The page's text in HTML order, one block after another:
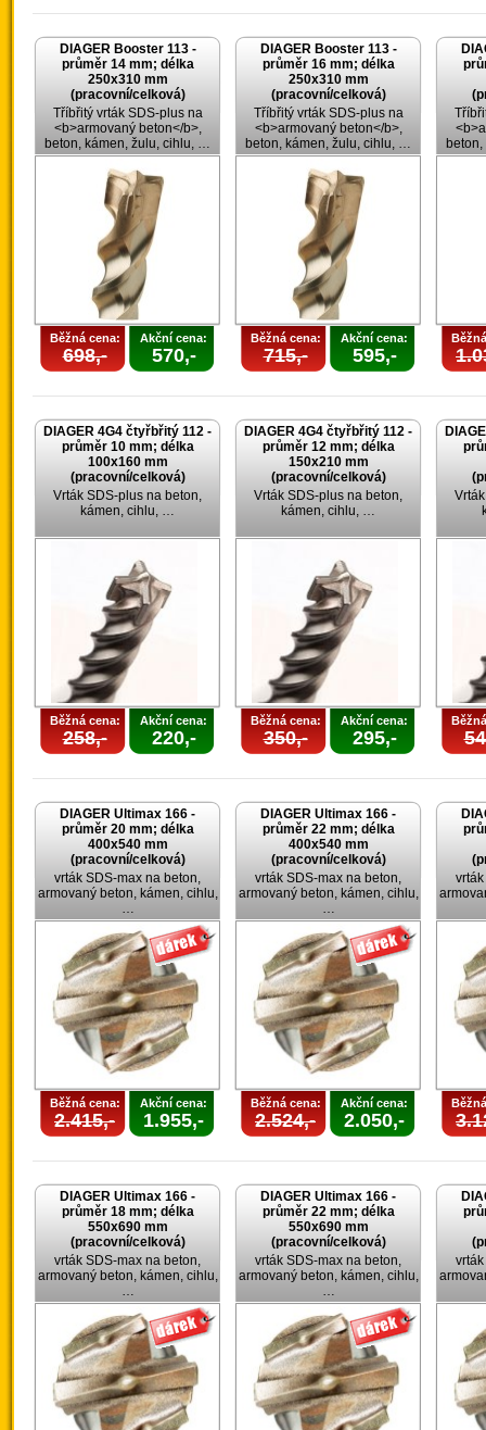
DIAGER Booster 113 -
průměr 14 mm; délka
250x310 mm
(pracovní/celková)
Tříbřitý vrták SDS-plus na
<b>armovaný beton</b>,
beton, kámen, žulu, cihlu, …
Běžná cena:
698,-
Akční cena:
570,-
DIAGER Booster 113 -
průměr 16 mm; délka
250x310 mm
(pracovní/celková)
Tříbřitý vrták SDS-plus na
<b>armovaný beton</b>,
beton, kámen, žulu, cihlu, …
Běžná cena:
715,-
Akční cena:
595,-
DIAGER 4G4 čtyřbřitý 112 -
průměr 10 mm; délka
100x160 mm
(pracovní/celková)
Vrták SDS-plus na beton,
kámen, cihlu, …
Běžná cena:
258,-
Akční cena:
220,-
DIAGER 4G4 čtyřbřitý 112 -
průměr 12 mm; délka
150x210 mm
(pracovní/celková)
Vrták SDS-plus na beton,
kámen, cihlu, …
Běžná cena:
350,-
Akční cena:
295,-
DIAGER Ultimax 166 -
průměr 20 mm; délka
400x540 mm
(pracovní/celková)
vrták SDS-max na beton,
armovaný beton, kámen, cihlu,
…
Běžná cena:
2.415,-
Akční cena:
1.955,-
DIAGER Ultimax 166 -
průměr 22 mm; délka
400x540 mm
(pracovní/celková)
vrták SDS-max na beton,
armovaný beton, kámen, cihlu,
…
Běžná cena:
2.524,-
Akční cena:
2.050,-
DIAGER Ultimax 166 -
průměr 18 mm; délka
550x690 mm
(pracovní/celková)
vrták SDS-max na beton,
armovaný beton, kámen, cihlu,
…
DIAGER Ultimax 166 -
průměr 22 mm; délka
550x690 mm
(pracovní/celková)
vrták SDS-max na beton,
armovaný beton, kámen, cihlu,
…